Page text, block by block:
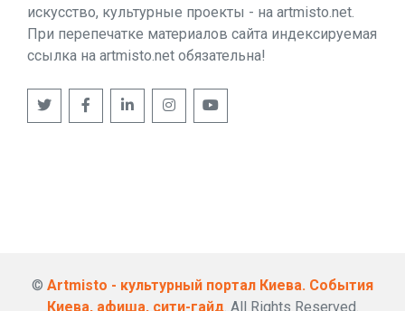
искусство, культурные проекты - на artmisto.net.
При перепечатке материалов сайта индексируемая
ссылка на artmisto.net обязательна!
© Artmisto - культурный портал Киева. События
Киева, афиша, сити-гайд. All Rights Reserved.